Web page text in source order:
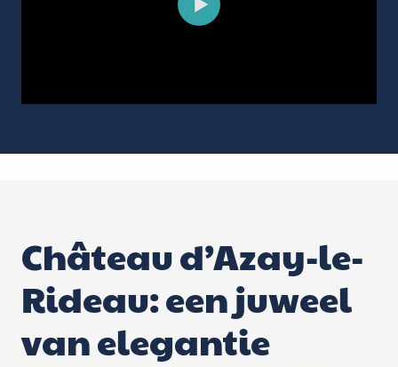
Château d’Azay-le-
Rideau: een juweel
van elegantie